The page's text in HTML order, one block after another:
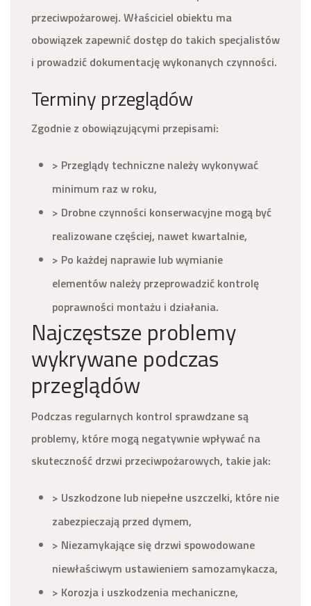
przeciwpożarowej. Właściciel obiektu ma
obowiązek zapewnić dostęp do takich specjalistów
i prowadzić dokumentację wykonanych czynności.
Terminy przeglądów
Zgodnie z obowiązującymi przepisami:
> Przeglądy techniczne należy wykonywać
minimum raz w roku,
> Drobne czynności konserwacyjne mogą być
realizowane częściej, nawet kwartalnie,
> Po każdej naprawie lub wymianie
elementów należy przeprowadzić kontrolę
poprawności montażu i działania.
Najczęstsze problemy
wykrywane podczas
przeglądów
Podczas regularnych kontrol sprawdzane są
problemy, które mogą negatywnie wpływać na
skuteczność drzwi przeciwpożarowych, takie jak:
> Uszkodzone lub niepełne uszczelki, które nie
zabezpieczają przed dymem,
> Niezamykające się drzwi spowodowane
niewłaściwym ustawieniem samozamykacza,
> Korozja i uszkodzenia mechaniczne,